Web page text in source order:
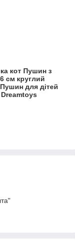
кот Пушин з
см круглий
для дітей